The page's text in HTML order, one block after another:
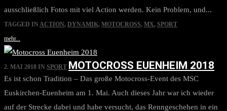
ausschließlich Fotos mit viel Action werden. Kein Problem, und...
TAGGED IN ACTION, DYNAMIK, MOTOCROSS, MX, SPORT
mehr...
2. MAI 2018 IN SPORT MOTOCROSS EUENHEIM 2018
Es ist schon Tradition – Das große Motocross-Event des MSC
Euskirchen-Euenheim am 1. Mai. Auch dieses Jahr war ich wieder
auf der Strecke dabei und habe versucht, das Renngeschehen in ein